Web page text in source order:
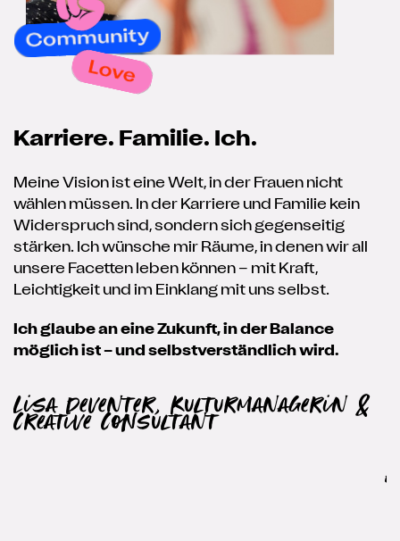
Karriere. Familie. Ich.
Meine Vision ist eine Welt, in der Frauen nicht
wählen müssen. In der Karriere und Familie kein
Widerspruch sind, sondern sich gegenseitig
stärken. Ich wünsche mir Räume, in denen wir all
unsere Facetten leben können – mit Kraft,
Leichtigkeit und im Einklang mit uns selbst.
Ich glaube an eine Zukunft, in der Balance
möglich ist – und selbstverständlich wird.
Lisa Deventer, Kulturmanagerin &
Creative Consultant